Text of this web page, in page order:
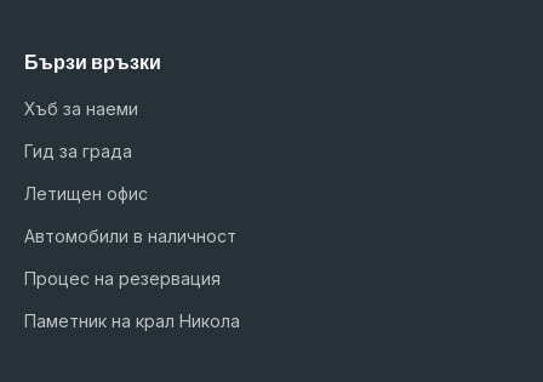
Бързи връзки
Хъб за наеми
Гид за града
Летищен офис
Автомобили в наличност
Процес на резервация
Паметник на крал Никола